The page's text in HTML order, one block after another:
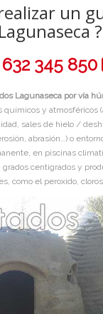
un
Lagunaseca ?
632 345 850
Lagunaseca por vía
químicos y atmosféricos
sales de hielo /
abrasión…) o
en piscinas
grados centigrados y
como el peroxido,